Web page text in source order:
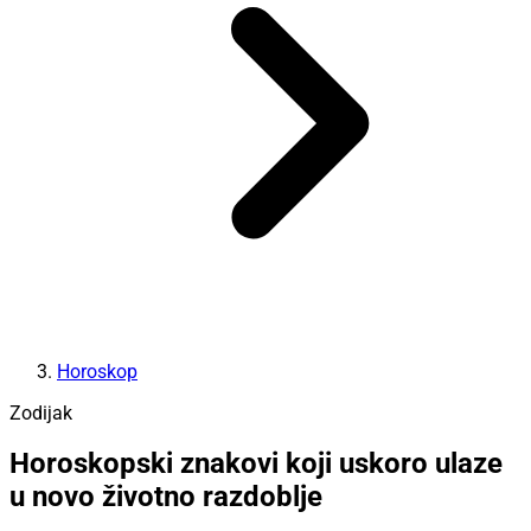
Horoskop
Zodijak
Horoskopski znakovi koji uskoro ulaze
u novo životno razdoblje